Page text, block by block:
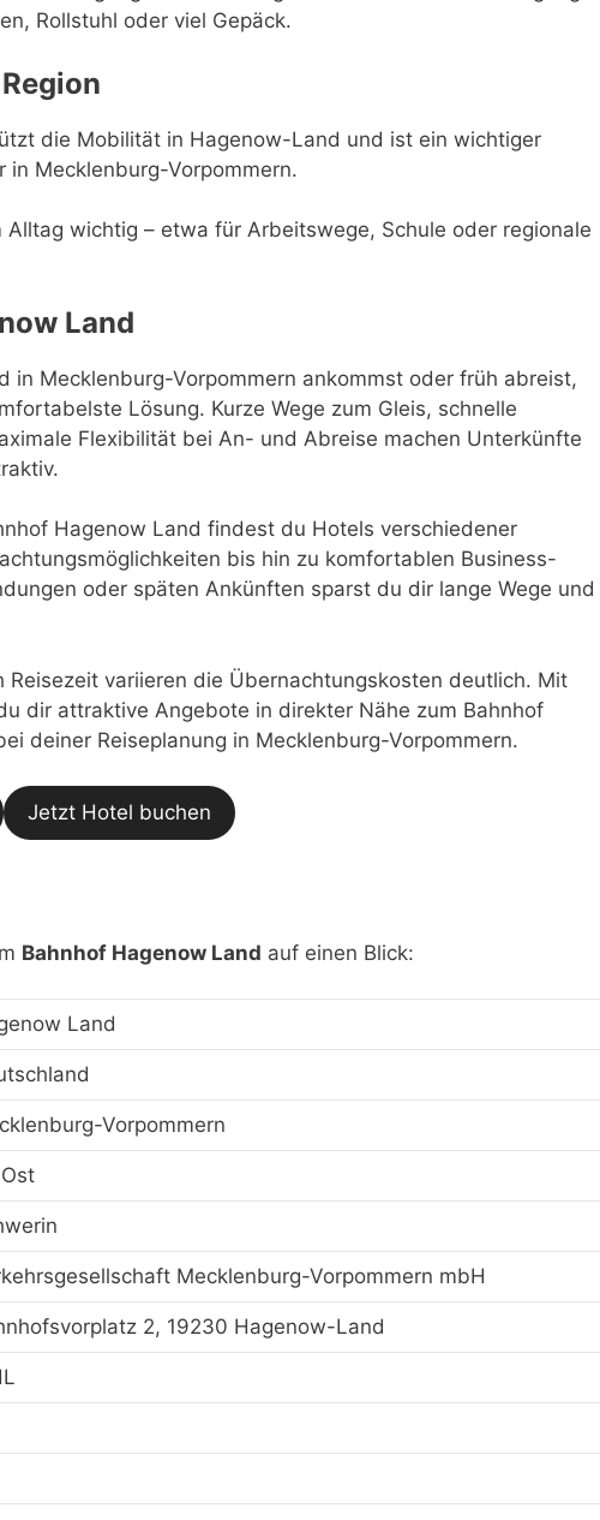
Rollstuhl oder viel Gepäck.
die Mobilität in Hagenow-Land und ist ein wichtiger
Mecklenburg-Vorpommern.
Alltag wichtig – etwa für Arbeitswege, Schule oder regionale
Land
in Mecklenburg-Vorpommern ankommst oder früh abreist,
Lösung. Kurze Wege zum Gleis, schnelle
Flexibilität bei An- und Abreise machen Unterkünfte
Hagenow Land findest du Hotels verschiedener
bis hin zu komfortablen Business-
oder späten Ankünften sparst du dir lange Wege und
Reisezeit variieren die Übernachtungskosten deutlich. Mit
dir attraktive Angebote in direkter Nähe zum Bahnhof
deiner Reiseplanung in Mecklenburg-Vorpommern.
Jetzt Hotel buchen
Bahnhof Hagenow Land auf einen Blick:
Land
Vorpommern
Mecklenburg-Vorpommern mbH
2, 19230 Hagenow-Land